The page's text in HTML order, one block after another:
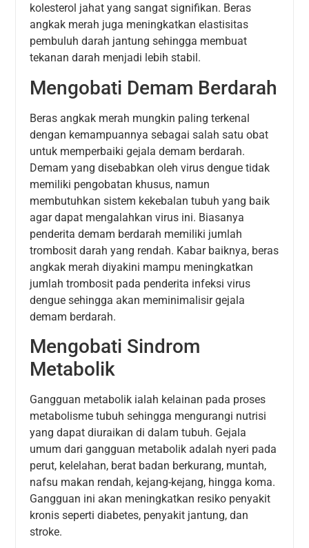
kolesterol jahat yang sangat signifikan. Beras
angkak merah juga meningkatkan elastisitas
pembuluh darah jantung sehingga membuat
tekanan darah menjadi lebih stabil.
Mengobati Demam Berdarah
Beras angkak merah mungkin paling terkenal
dengan kemampuannya sebagai salah satu obat
untuk memperbaiki gejala demam berdarah.
Demam yang disebabkan oleh virus dengue tidak
memiliki pengobatan khusus, namun
membutuhkan sistem kekebalan tubuh yang baik
agar dapat mengalahkan virus ini. Biasanya
penderita demam berdarah memiliki jumlah
trombosit darah yang rendah. Kabar baiknya, beras
angkak merah diyakini mampu meningkatkan
jumlah trombosit pada penderita infeksi virus
dengue sehingga akan meminimalisir gejala
demam berdarah.
Mengobati Sindrom
Metabolik
Gangguan metabolik ialah kelainan pada proses
metabolisme tubuh sehingga mengurangi nutrisi
yang dapat diuraikan di dalam tubuh. Gejala
umum dari gangguan metabolik adalah nyeri pada
perut, kelelahan, berat badan berkurang, muntah,
nafsu makan rendah, kejang-kejang, hingga koma.
Gangguan ini akan meningkatkan resiko penyakit
kronis seperti diabetes, penyakit jantung, dan
stroke.